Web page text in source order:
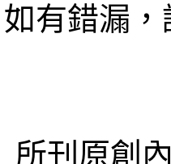
有錯漏
所刊原創